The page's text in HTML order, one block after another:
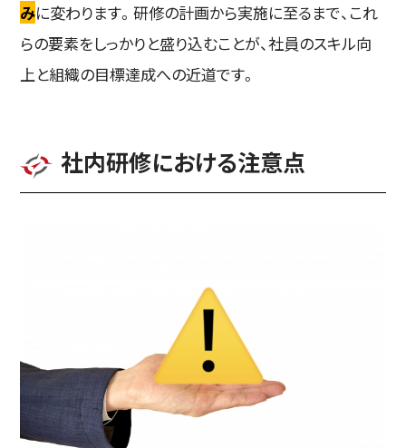
みに変わります。研修の計画から実施に至るまで、これ
らの要素をしっかりと盛り込むことが、社員のスキル向
上と組織の目標達成への近道です。
社内研修における注意点